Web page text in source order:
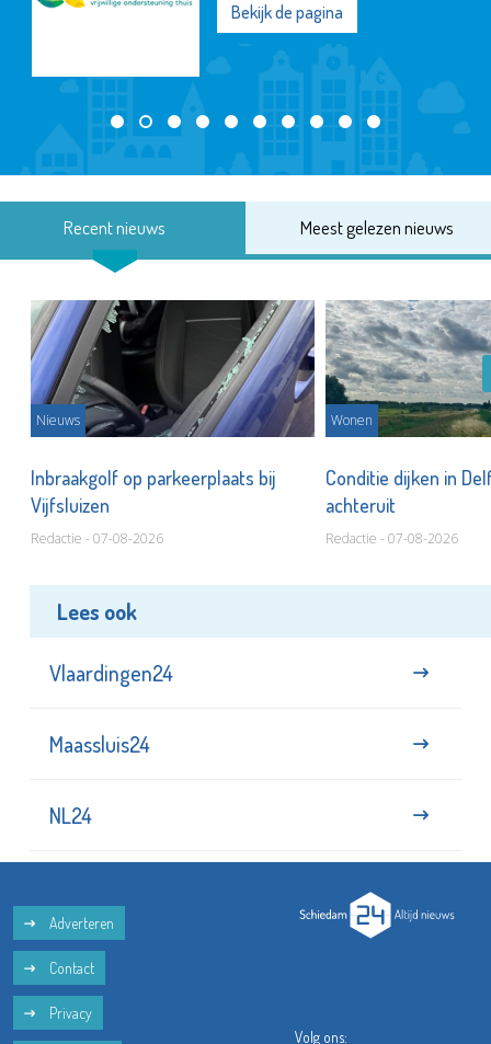
Bekijk de pagina
Recent nieuws Meest gelezen nieuws
Nieuws
Inbraakgolf op parkeerplaats bij
Vijfsluizen
Redactie - 07-08-2026
Wonen
Conditie dijken in
achteruit
Redactie - 07-08-2026
Lees ook
Vlaardingen24
Maassluis24
NL24
Adverteren
Contact
Privacy
Volg ons: